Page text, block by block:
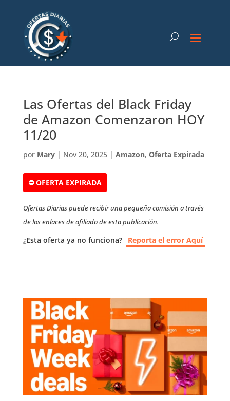
Las Ofertas del Black Friday
de Amazon Comenzaron HOY
11/20
por Mary| Nov 20, 2025| Amazon, Oferta Expirada
⛔ OFERTA EXPIRADA
Ofertas Diarias puede recibir una pequeña comisión a través
de los enlaces de afiliado de esta publicación.
¿Esta oferta ya no funciona? Reporta el error Aquí